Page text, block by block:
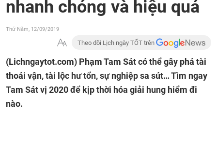
nhanh chóng và hiệu quả
Thứ Năm, 12/09/2019
Theo dõi Lịch ngày TỐT trên
(Lichngaytot.com) Phạm Tam Sát có thể gây phá tài
thoái vận, tài lộc hư tổn, sự nghiệp sa sút… Tìm ngay
Tam Sát vị 2020 để kịp thời hóa giải hung hiểm đi
nào.